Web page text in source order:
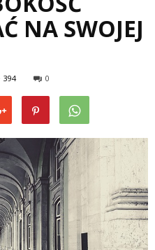
NA SWOJEJ
394 0